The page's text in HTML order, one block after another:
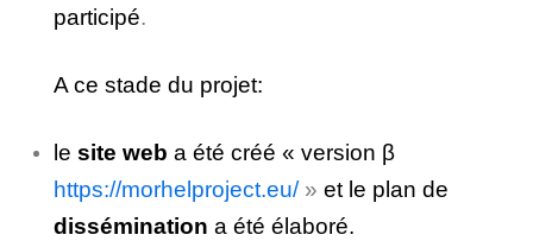
participé.
A ce stade du projet:
le site web a été créé « version β
https://morhelproject.eu/» et le plan de
dissémination a été élaboré.